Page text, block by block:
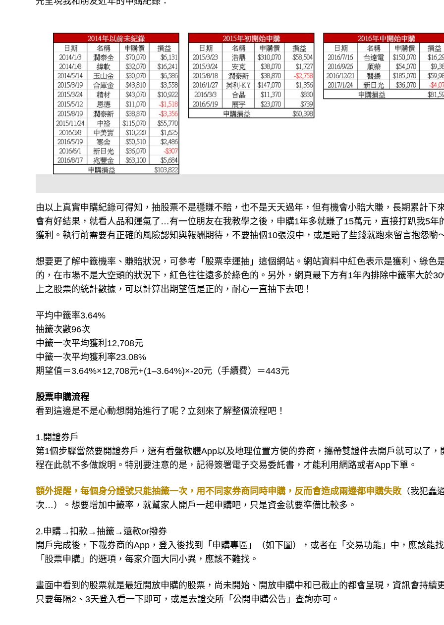
由以上真實申購紀錄可得知，抽股票不是穩賺不賠，也不是天天過年，但有機會小賠大賺，長期累計下
會有好結果，就看人品和運氣了…有一位朋友在我教學之後，申購1年多就賺了15萬元，直接打趴我5年
獲利。執行前需要有正確的風險認知與報酬期待，不要抽個10張沒中，或是賠了些錢就跑來留言抱怨喲
想要更了解中籤機率、賺賠狀況，可參考「股票幸運抽」這個網站。網站資料中紅色表示是獲利、綠色
的，在市場不是大空頭的狀況下，紅色往往遠多於綠色的。另外，網頁最下方有1年內排除中籤率大於
上之股票的統計數據，可以計算出期望值是正的，耐心一直抽下去吧！
平均中籤率3.64%
抽籤次數96次
中籤一次平均獲利12,708元
中籤一次平均獲利率23.08%
期望值＝3.64%×12,708元+(1–3.64%)×-20元（手續費）＝443元
股票申購流程
看到這邊是不是心動想開始進行了呢？立刻來了解整個流程吧！
1.開證券戶
第1個步驟當然要開證券戶，選有看盤軟體App以及地理位置方便的券商，攜帶雙證件去開戶就可以了，
程在此就不多做說明。特別要注意的是，記得簽署電子交易委託書，才能利用網路或者App下單。
額外提醒，每個身分證號只能抽籤一次，用不同家券商同時申購，反而會造成兩邊都申購失敗 （我犯蠢
次…）。想要增加中籤率，就幫家人開戶一起申購吧，只是資金就要準備比較多。
2.申購→扣款→抽籤→還款or撥券
開戶完成後，下載券商的App，登入後找到「申購專區」（如下圖），或者在「交易功能」中，應該能找
「股票申購」的選項，每家介面大同小異，應該不難找。
畫面中看到的股票就是最近開放申購的股票，尚未開始、開放申購中和已截止的都會呈現，資訊會持續
只要每隔2、3天登入看一下即可，或是去證交所「公開申購公告」查詢亦可。